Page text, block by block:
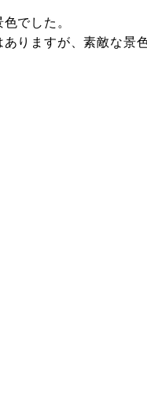
でした。
りますが、素敵な景